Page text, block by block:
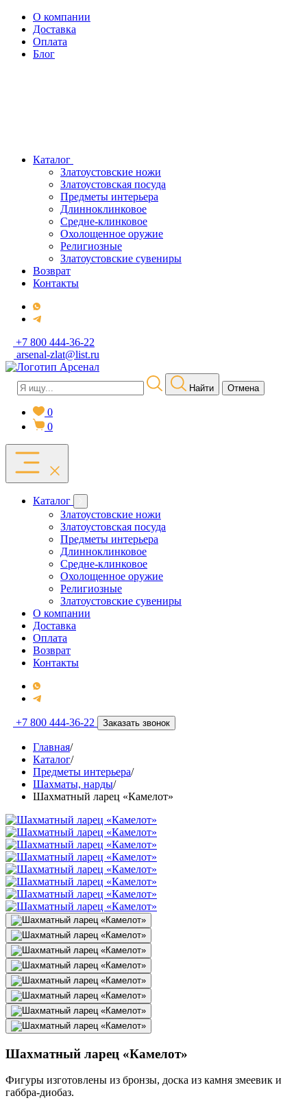
О компании
Доставка
Оплата
Блог
Каталог
Златоустовские ножи
Златоустовская посуда
Предметы интерьера
Длинноклинковое
Средне-клинковое
Охолощенное оружие
Религиозные
Златоустовские сувениры
Возврат
Контакты
+7 800 444-36-22
arsenal-zlat@list.ru
Найти Отмена
0
0
Каталог
Златоустовские ножи
Златоустовская посуда
Предметы интерьера
Длинноклинковое
Средне-клинковое
Охолощенное оружие
Религиозные
Златоустовские сувениры
О компании
Доставка
Оплата
Возврат
Контакты
+7 800 444-36-22 Заказать звонок
Главная/
Каталог/
Предметы интерьера/
Шахматы, нарды/
Шахматный ларец «Камелот»
Шахматный ларец «Камелот»
Фигуры изготовлены из бронзы, доска из камня змеевик и
габбра-диобаз.